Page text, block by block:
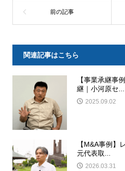
関連記事はこちら
【事業承継事
継｜小河原セ...
2025.09.02
【M&A事例】
元代表取...
2026.03.31